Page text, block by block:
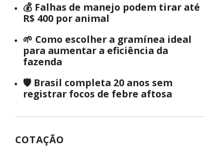
💰 Falhas de manejo podem tirar até
R$ 400 por animal
🌱 Como escolher a gramínea ideal
para aumentar a eficiência da
fazenda
🛡️ Brasil completa 20 anos sem
registrar focos de febre aftosa
COTAÇÃO